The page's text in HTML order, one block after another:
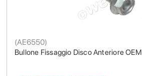
Bullone Fissaggio Disco Anteriore OEM
(AE6550)